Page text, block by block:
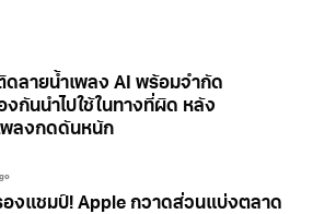
ดลายน้ำเพลง AI พร้อมจำกัด
งกันนำไปใช้ในทางที่ผิด หลัง
พลงกดดันหนัก
องแชมป์! Apple กวาดส่วนแบ่งตลาด